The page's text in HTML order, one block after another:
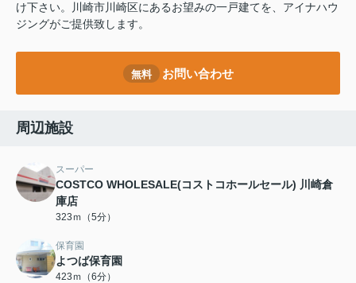
け下さい。川崎市川崎区にあるお望みの一戸建てを、アイナハウ
ジングがご提供致します。
無料 お問い合わせ
周辺施設
スーパー
COSTCO WHOLESALE(コストコホールセール) 川崎倉
庫店
323ｍ（5分）
保育園
よつば保育園
423ｍ（6分）